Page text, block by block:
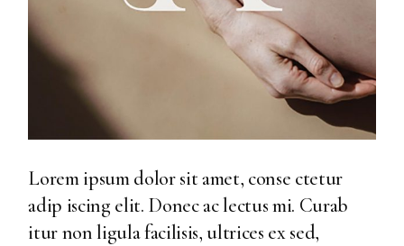
Lorem ipsum dolor sit amet, conse ctetur
adip iscing elit. Donec ac lectus mi. Curab
itur non ligula facilisis, ultrices ex sed,